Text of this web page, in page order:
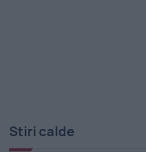
Stiri calde